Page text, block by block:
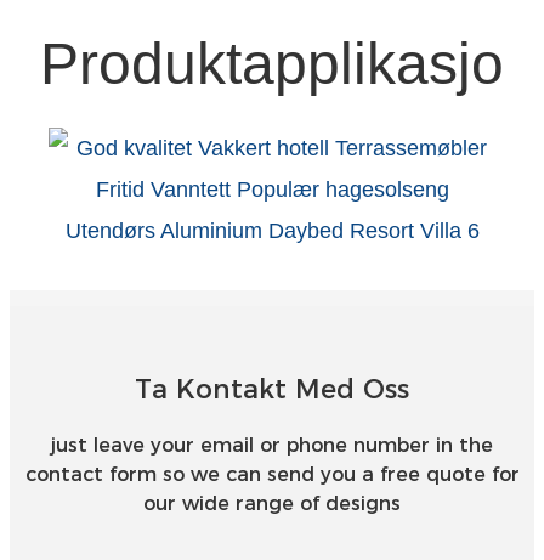
Kurmancî
O'zbek
繁體中文
中文
Hmong
Produktapplikasjon
Ta Kontakt Med Oss
just leave your email or phone number in the
contact form so we can send you a free quote for
our wide range of designs